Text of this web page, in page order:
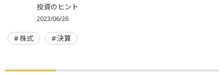
投資のヒント
2023/06/26
株式 決算